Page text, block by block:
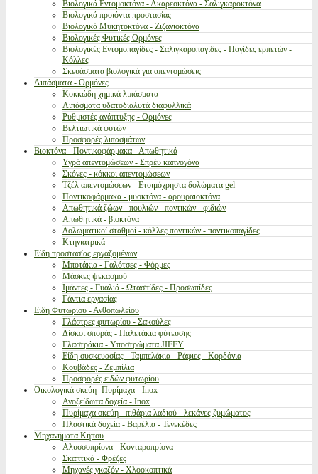
Βιολογικά Εντομοκτόνα - Ακαρεοκτόνα - Σαλιγκαροκτόνα
Βιολογικά προιόντα προστασίας
Βιολογικά Μυκητοκτόνα - Ζιζανιοκτόνα
Βιολογικές Φυτικές Ορμόνες
Βιολογικές Εντομοπαγίδες - Σαλιγκαροπαγίδες - Παγίδες ερπετών -
Κόλλες
Σκευάσματα βιολογικά για απεντομώσεις
Λιπάσματα - Ορμόνες
Κοκκώδη χημικά λιπάσματα
Λιπάσματα υδατοδιαλυτά διαφυλλικά
Ρυθμιστές ανάπτυξης - Ορμόνες
Βελτιωτικά φυτών
Προσφορές λιπασμάτων
Βιοκτόνα - Ποντικοφάρμακα - Απωθητικά
Υγρά απεντομώσεων - Σπρέυ καπνογόνα
Σκόνες - κόκκοι απεντομώσεων
Τζέλ απεντομώσεων - Ετοιμόχρηστα δολώματα gel
Ποντικοφάρμακα - μυοκτόνα - αρουραιοκτόνα
Απωθητικά ζώων - πουλιών - ποντικών - φιδιών
Απωθητικά - βιοκτόνα
Δολωματικοί σταθμοί - κόλλες ποντικών - ποντικοπαγίδες
Κτηνιατρικά
Είδη προστασίας εργαζομένων
Μποτάκια - Γαλότσες - Φόρμες
Μάσκες ψεκασμού
Ιμάντες - Γυαλιά - Ωτασπίδες - Προσωπίδες
Γάντια εργασίας
Είδη Φυτωρίου - Ανθοπωλείου
Γλάστρες φυτωρίου - Σακούλες
Δίσκοι σποράς - Παλετάκια φύτευσης
Γλαστράκια - Υποστρώματα JIFFY
Είδη συσκευασίας - Ταμπελάκια - Ράφιες - Κορδόνια
Κουβάδες - Ζεμπίλια
Προσφορές ειδών φυτωρίου
Οικολογικά σκεύη- Πυρίμαχα - Inox
Ανοξείδωτα δοχεία - Inox
Πυρίμαχα σκεύη - πιθάρια λαδιού - λεκάνες ζυμώματος
Πλαστικά δοχεία - Βαρέλια - Τενεκέδες
Μηχανήματα Κήπου
Αλυσσοπρίονα - Κονταροπρίονα
Σκαπτικά - Φρέζες
Μηχανές γκαζόν - Χλοοκοπτικά